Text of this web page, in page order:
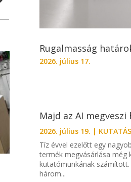
Rugalmasság
2026. július 17.
Majd az AI
2026. július 19. | KUTATÁS
Tíz évvel ezelőtt egy
termék megvásárlása még
kutatómunkának
három...